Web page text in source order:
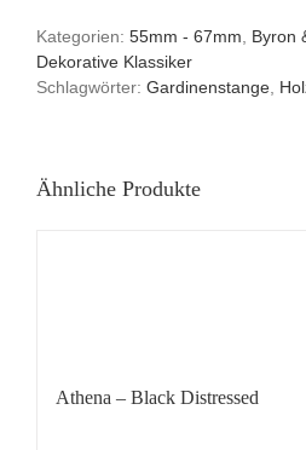
Kategorien: 55mm - 67mm Byron
Dekorative Klassiker
Schlagwörter: Gardinenstange
Ähnliche Produkte
Athena – Black Distressed